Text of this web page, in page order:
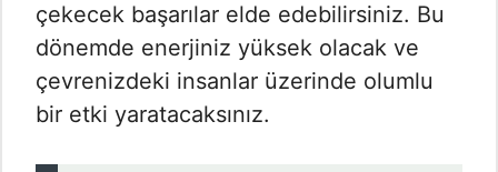
çekecek başarılar elde edebilirsiniz. Bu
dönemde enerjiniz yüksek olacak ve
çevrenizdeki insanlar üzerinde olumlu
bir etki yaratacaksınız.